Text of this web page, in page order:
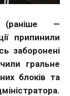
(раніше —
припинили
заборонені
гральне
блоків та